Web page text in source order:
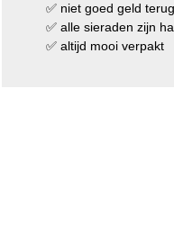
✅ niet goed geld terug
✅ alle sieraden zijn
✅ altijd mooi verpakt